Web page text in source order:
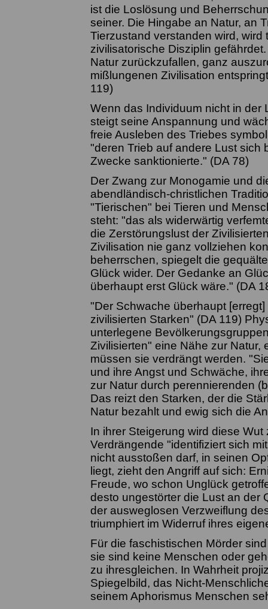
ist die Loslösung und
seiner. Die Hingabe an Natur, an
Tierzustand verstanden wird,
zivilisatorische Disziplin
Natur zurückzufallen, ganz
mißlungenen Zivilisation
119)
Wenn das Individuum nicht in der
steigt seine Anspannung und
freie Ausleben des Triebes
"deren Trieb auf andere Lust sich
Zwecke sanktionierte." (DA 78)
Der Zwang zur Monogamie und
abendländisch-christlichen
"Tierischen" bei Tieren und
steht: "das als widerwärtig
die Zerstörungslust der
Zivilisation nie ganz vollziehen
beherrschen, spiegelt die
Glück wider. Der Gedanke an
überhaupt erst Glück wäre." (DA
"Der Schwache überhaupt
zivilisierten Starken" (DA 119)
unterlegene
Zivilisierten" eine Nähe zur
müssen sie verdrängt werden.
und ihre Angst und Schwäche,
zur Natur durch perennierenden
Das reizt den Starken, der die
Natur bezahlt und ewig sich die
In ihrer Steigerung wird diese
Verdrängende "identifiziert sich
nicht ausstoßen darf, in seinen
liegt, zieht den Angriff auf sich:
Freude, wo schon Unglück
desto ungestörter die Lust an der
der ausweglosen Verzweiflung
triumphiert im Widerruf ihres
Für die faschistischen Mörder
sie sind keine Menschen oder
zu ihresgleichen. In Wahrheit
Spiegelbild, das Nicht-
seinem Aphorismus Menschen